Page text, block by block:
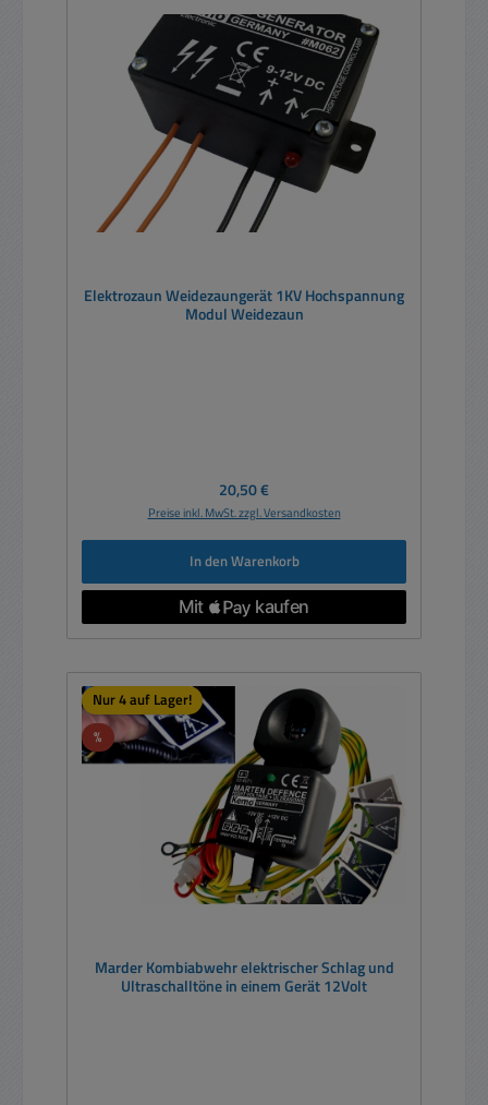
Elektrozaun Weidezaungerät 1KV Hochspannung
Modul Weidezaun
Regulärer Preis:
20,50 €
Preise inkl. MwSt. zzgl. Versandkosten
In den Warenkorb
Nur 4 auf Lager!
%Rabatt
Marder Kombiabwehr elektrischer Schlag und
Ultraschalltöne in einem Gerät 12Volt